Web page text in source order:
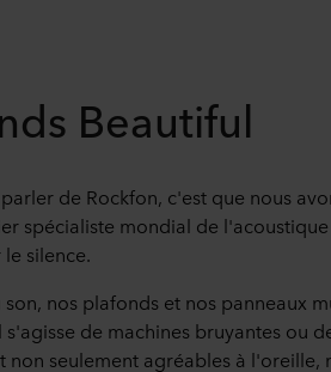
Beautiful
de Rockfon, c'est que nous
spécialiste mondial de
silence.
nos plafonds et nos panneaux
de machines bruyantes ou
non seulement agréables à l'oreille,